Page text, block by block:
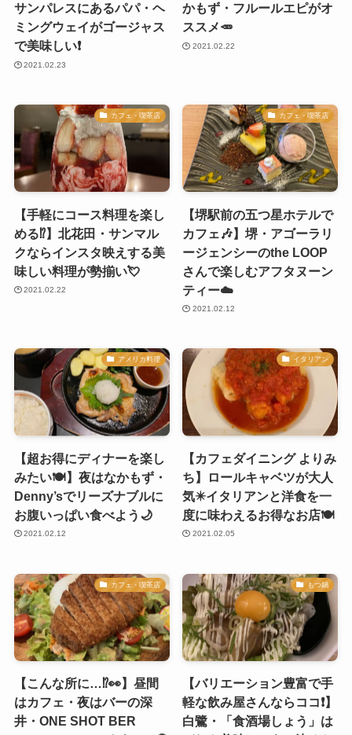
サンパレスにあるパパ・ヘ
ミングウェイがゴージャス
で美味しい❗️
2021.02.23
かもず・フルールエピがオ
ススメ🥕
2021.02.22
カフェ・喫茶店
【手軽にコース料理を楽し
める⁉️】北花田・サンマル
クならインスタ映えする美
味しい料理が勢揃い💘
2021.02.22
カフェ・喫茶店
【堺駅前の五つ星ホテルで
カフェ🎶】堺・アゴーラリ
ージェンシーのthe LOOP
さんで楽しむアフタヌーン
ティー☁️
2021.02.12
アメリカ料理
【超お得にディナーを楽し
みたい🍽】夜はなかもず・
Denny’sでリーズナブルに
お腹いっぱい食べよう🌙
2021.02.12
イタリアン
【カフェダイニング よりみ
ち】ロールキャベツが大人
気✴️イタリアンと洋食を一
度に味わえるお得なお店🍽
2021.02.05
カフェ・喫茶店
【こんな所に…⁉️👀】昼間
はカフェ・夜はバーの深
井・ONE SHOT BER
もつ鍋
【バリエーション豊富で手
軽な飲み屋さんならココ❗️】
白鷺・「食酒場しょう」は